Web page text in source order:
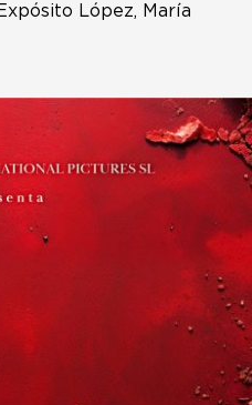
López, María